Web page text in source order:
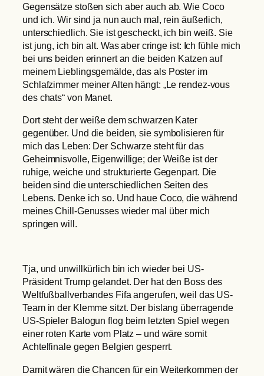
Gegensätze stoßen sich aber auch ab. Wie Coco
und ich. Wir sind ja nun auch mal, rein äußerlich,
unterschiedlich. Sie ist gescheckt, ich bin weiß. Sie
ist jung, ich bin alt. Was aber cringe ist: Ich fühle mich
bei uns beiden erinnert an die beiden Katzen auf
meinem Lieblingsgemälde, das als Poster im
Schlafzimmer meiner Alten hängt: „Le rendez-vous
des chats“ von Manet.
Dort steht der weiße dem schwarzen Kater
gegenüber. Und die beiden, sie symbolisieren für
mich das Leben: Der Schwarze steht für das
Geheimnisvolle, Eigenwillige; der Weiße ist der
ruhige, weiche und strukturierte Gegenpart. Die
beiden sind die unterschiedlichen Seiten des
Lebens. Denke ich so. Und haue Coco, die während
meines Chill-Genusses wieder mal über mich
springen will.
Tja, und unwillkürlich bin ich wieder bei US-
Präsident Trump gelandet. Der hat den Boss des
Weltfußballverbandes Fifa angerufen, weil das US-
Team in der Klemme sitzt. Der bislang überragende
US-Spieler Balogun flog beim letzten Spiel wegen
einer roten Karte vom Platz – und wäre somit
Achtelfinale gegen Belgien gesperrt.
Damit wären die Chancen für ein Weiterkommen der